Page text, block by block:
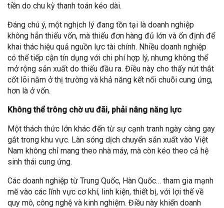
tiền do chu kỳ thanh toán kéo dài.
Đáng chú ý, một nghịch lý đang tồn tại là doanh nghiệp
không hẳn thiếu vốn, mà thiếu đơn hàng đủ lớn và ổn định để
khai thác hiệu quả nguồn lực tài chính. Nhiều doanh nghiệp
có thể tiếp cận tín dụng với chi phí hợp lý, nhưng không thể
mở rộng sản xuất do thiếu đầu ra. Điều này cho thấy nút thắt
cốt lõi nằm ở thị trường và khả năng kết nối chuỗi cung ứng,
hơn là ở vốn.
Không thể trông chờ ưu đãi, phải nâng năng lực
Một thách thức lớn khác đến từ sự cạnh tranh ngày càng gay
gắt trong khu vực. Làn sóng dịch chuyển sản xuất vào Việt
Nam không chỉ mang theo nhà máy, mà còn kéo theo cả hệ
sinh thái cung ứng.
Các doanh nghiệp từ Trung Quốc, Hàn Quốc… tham gia mạnh
mẽ vào các lĩnh vực cơ khí, linh kiện, thiết bị, với lợi thế về
quy mô, công nghệ và kinh nghiệm. Điều này khiến doanh